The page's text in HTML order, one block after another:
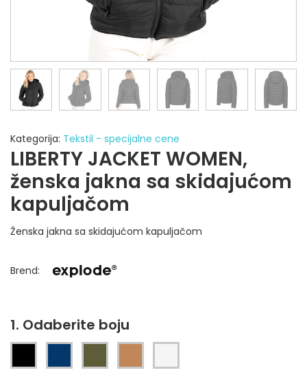
Kategorija: Tekstil - specijalne cene
LIBERTY JACKET WOMEN,
ženska jakna sa skidajućom
kapuljačom
Ženska jakna sa skidajućom kapuljačom
Brend:
1. Odaberite boju